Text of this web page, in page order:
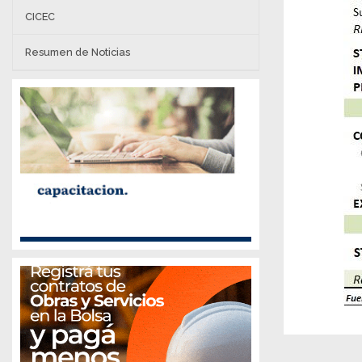
CICEC
Resumen de Noticias